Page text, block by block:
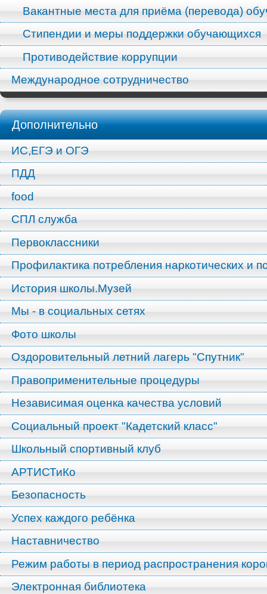
Вакантные места для приёма (перевода)
Стипендии и меры поддержки обучающихся
Противодействие коррупции
Международное сотрудничество
Дополнительно
ИС,ЕГЭ и ОГЭ
ПДД
food
СПЛ служба
Первоклассники
Профилактика потребления наркотических и
История школы.Музей
Мы - в социальных сетях
Фото школы
Оздоровительный летний лагерь "Спутник"
Правоприменительные процедуры
Независимая оценка качества условий
Социальный проект "Кадетский класс"
Школьный спортивный клуб
АРТИСТиКо
Безопасность
Успех каждого ребёнка
Наставничество
Режим работы в период распространения
Электронная библиотека